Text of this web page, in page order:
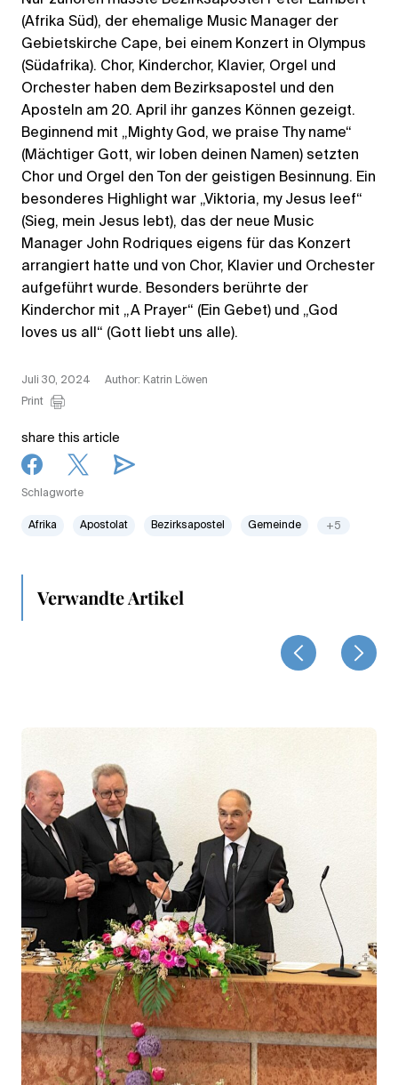
(Afrika Süd), der ehemalige Music Manager der
Gebietskirche Cape, bei einem Konzert in Olympus
(Südafrika). Chor, Kinderchor, Klavier, Orgel und
Orchester haben dem Bezirksapostel und den
Aposteln am 20. April ihr ganzes Können gezeigt.
Beginnend mit „Mighty God, we praise Thy name“
(Mächtiger Gott, wir loben deinen Namen) setzten
Chor und Orgel den Ton der geistigen Besinnung. Ein
besonderes Highlight war „Viktoria, my Jesus leef“
(Sieg, mein Jesus lebt), das der neue Music
Manager John Rodriques eigens für das Konzert
arrangiert hatte und von Chor, Klavier und Orchester
aufgeführt wurde. Besonders berührte der
Kinderchor mit „A Prayer“ (Ein Gebet) und „God
loves us all“ (Gott liebt uns alle).
Juli 30, 2024
Author: Katrin Löwen
Print
share this article
Schlagworte
Afrika Apostolat Bezirksapostel Gemeinde +5
Verwandte Artikel